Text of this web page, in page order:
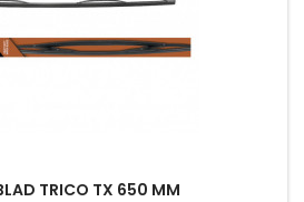
TRICO TX 650 MM